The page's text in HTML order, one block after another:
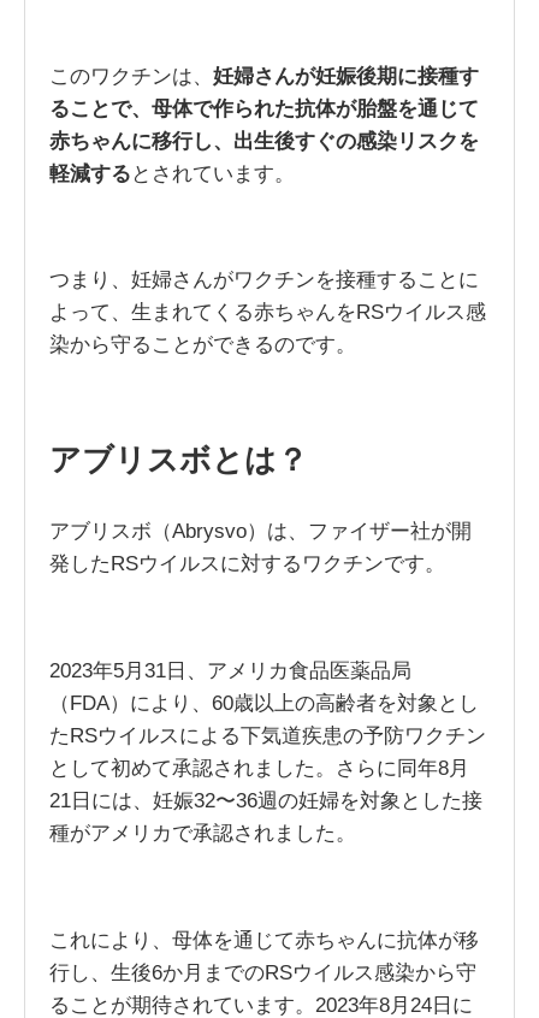
このワクチンは、 妊婦さんが妊娠後期に接種す
ることで、母体で作られた抗体が胎盤を通じて
赤ちゃんに移行し、出生後すぐの感染リスクを
軽減する とされています。
つまり、妊婦さんがワクチンを接種することに
よって、生まれてくる赤ちゃんをRSウイルス感
染から守ることができるのです。
アブリスボとは？
アブリスボ（Abrysvo）は、ファイザー社が開
発したRSウイルスに対するワクチンです。
2023年5月31日、アメリカ食品医薬品局
（FDA）により、60歳以上の高齢者を対象とし
たRSウイルスによる下気道疾患の予防ワクチン
として初めて承認されました。さらに同年8月
21日には、妊娠32〜36週の妊婦を対象とした接
種がアメリカで承認されました。
これにより、母体を通じて赤ちゃんに抗体が移
行し、生後6か月までのRSウイルス感染から守
ることが期待されています。2023年8月24日に